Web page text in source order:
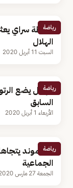
رياضة
جالطة سراي
الهلال
السبت 11 أبريل 2020
رياضة
الهلال يضع
السابق
الأربعاء 1 أبريل 2020
رياضة
دورتموند
الجماعية
الجمعة 27 مارس 2020